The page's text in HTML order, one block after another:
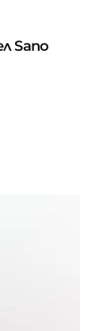
Sano